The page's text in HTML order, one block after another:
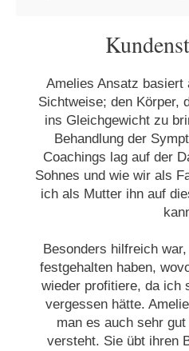
Amelies Ansatz basiert
Sichtweise; den Körper,
ins Gleichgewicht zu
Behandlung der
Coachings lag auf der
Sohnes und wie wir als
ich als Mutter ihn auf
Besonders hilfreich
festgehalten haben,
wieder profitiere, da ich
vergessen hätte.
man es auch sehr
versteht. Sie übt ihren